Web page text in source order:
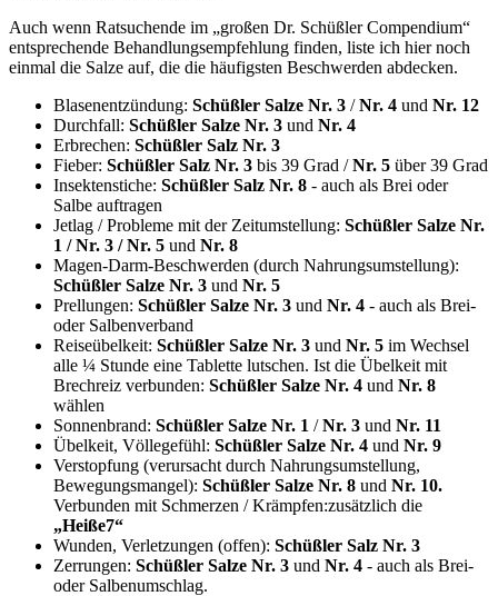
Auch wenn Ratsuchende im „großen Dr. Schüßler Compendium“
entsprechende Behandlungsempfehlung finden, liste ich hier noch
einmal die Salze auf, die die häufigsten Beschwerden abdecken.
Blasenentzündung: Schüßler Salze Nr. 3 /Nr. 4 und Nr. 12
Durchfall: Schüßler Salze Nr. 3 und Nr. 4
Erbrechen: Schüßler Salz Nr. 3
Fieber: Schüßler Salz Nr. 3 bis 39 Grad /Nr. 5 über 39 Grad
Insektenstiche: Schüßler Salz Nr. 8 - auch als Brei oder
Salbe auftragen
Jetlag / Probleme mit der Zeitumstellung: Schüßler Salze Nr.
1 / Nr. 3 / Nr. 5 und Nr. 8
Magen-Darm-Beschwerden (durch Nahrungsumstellung):
Schüßler Salze Nr. 3 und Nr. 5
Prellungen: Schüßler Salze Nr. 3 und Nr. 4 - auch als Brei-
oder Salbenverband
Reiseübelkeit: Schüßler Salze Nr. 3 und Nr. 5 im Wechsel
alle ¼ Stunde eine Tablette lutschen. Ist die Übelkeit mit
Brechreiz verbunden: Schüßler Salze Nr. 4 und Nr. 8
wählen
Sonnenbrand: Schüßler Salze Nr. 1 /Nr. 3 und Nr. 11
Übelkeit, Völlegefühl: Schüßler Salze Nr. 4 und Nr. 9
Verstopfung (verursacht durch Nahrungsumstellung,
Bewegungsmangel): Schüßler Salze Nr. 8 und Nr. 10.
Verbunden mit Schmerzen / Krämpfen:zusätzlich die
„Heiße7“
Wunden, Verletzungen (offen): Schüßler Salz Nr. 3
Zerrungen: Schüßler Salze Nr. 3 und Nr. 4 - auch als Brei-
oder Salbenumschlag.